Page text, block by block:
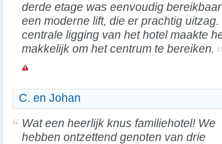
derde etage was eenvoudig
een moderne lift, die er prachtig uitzag.
centrale ligging van het hotel maakte
makkelijk om het centrum te bereiken.
C. en Johan
Wat een heerlijk knus familiehotel! We
hebben ontzettend genoten van drie